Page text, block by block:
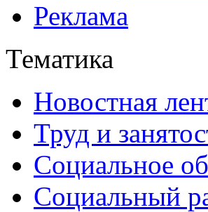
Реклама
Тематика
Новостная
Труд и
Социальное
Социальный